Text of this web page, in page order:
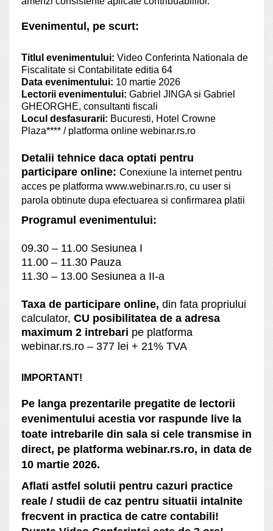
Evenimentul, pe scurt:
Titlul evenimentului: Video Conferinta Nationala de
Fiscalitate si Contabilitate editia 64
Data evenimentului: 10 martie 2026
Lectorii evenimentului: Gabriel JINGA si Gabriel
GHEORGHE, consultanti fiscali
Locul desfasurarii: Bucuresti, Hotel Crowne
Plaza**** / platforma online webinar.rs.ro
Detalii tehnice daca optati pentru
participare online: Conexiune la internet pentru
acces pe platforma www.webinar.rs.ro, cu user si
parola obtinute dupa efectuarea si confirmarea platii
Programul evenimentului:
09.30 – 11.00 Sesiunea I
11.00 – 11.30 Pauza
11.30 – 13.00 Sesiunea a II-a
Taxa de participare online, din fata propriului
calculator, CU posibilitatea de a adresa
maximum 2 intrebari pe platforma
webinar.rs.ro – 377 lei + 21% TVA
IMPORTANT!
Pe langa prezentarile pregatite de lectorii
evenimentului acestia vor raspunde live la
toate intrebarile din sala si cele transmise in
direct, pe platforma webinar.rs.ro, in data de
10 martie 2026.
Aflati astfel solutii pentru cazuri practice
reale / studii de caz pentru situatii intalnite
frecvent in practica de catre contabili!